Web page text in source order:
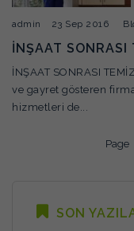
admin 23 Sep 2016
İNŞAAT SONRASI
İNŞAAT SONRASI
ve gayret gösteren
hizmetleri de...
Page
SON